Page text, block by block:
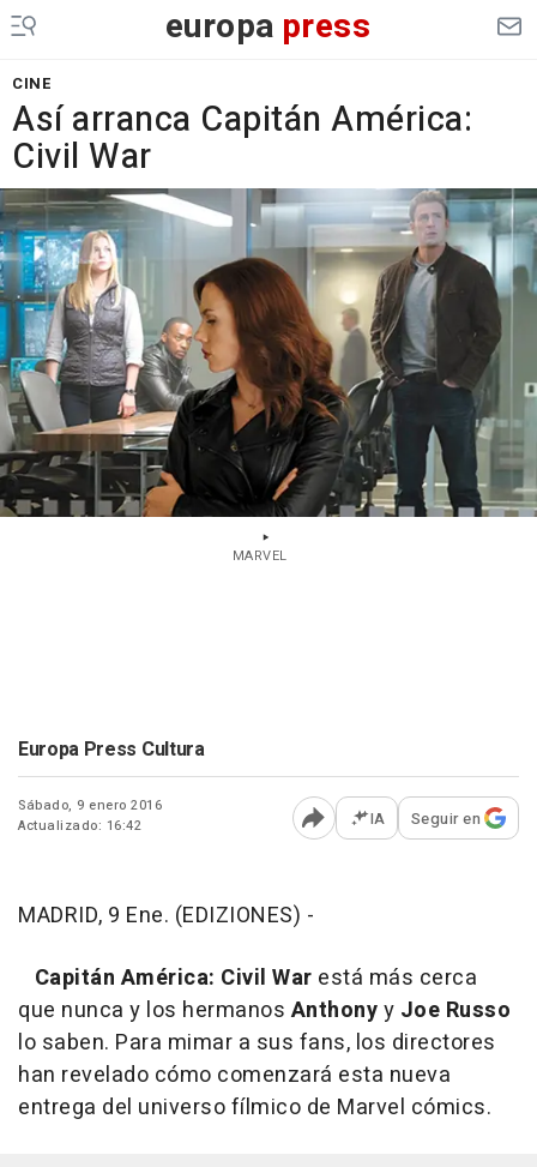
europa press
CINE
Así arranca Capitán América:
Civil War
MARVEL
Europa Press Cultura
Sábado, 9 enero 2016
Actualizado: 16:42
Abrir opciones para
IA Seguir en
MADRID, 9 Ene. (EDIZIONES) -
Capitán América: Civil War está más cerca
que nunca y los hermanos Anthonyy Joe Russo
lo saben. Para mimar a sus fans, los directores
han revelado cómo comenzará esta nueva
entrega del universo fílmico de Marvel cómics.